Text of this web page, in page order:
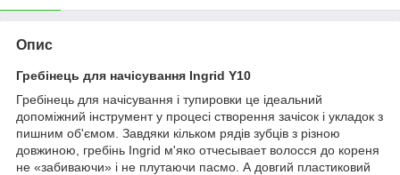
Опис
Гребінець для начісування Ingrid Y10
Гребінець для начісування і тупировки це ідеальний
допоміжний інструмент у процесі створення зачісок і укладок з
пишним об'ємом. Завдяки кільком рядів зубців з різною
довжиною, гребінь Ingrid м'яко отчесывает волосся до кореня
не «забиваючи» і не плутаючи пасмо. А довгий пластиковий